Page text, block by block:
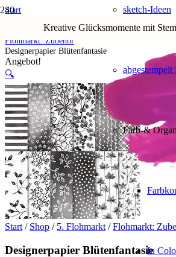
Kreative Glücksmomente mit
sketch-Ideen
Farb-&
In
Start
5. Flohmarkt
Flohmarkt: Zubehör
Designerpapier Blütenfantasie
Angebot!
🔍
Start / Shop / 5. Flohmarkt /Flohmarkt:
Designerpapier Blütenfantasie